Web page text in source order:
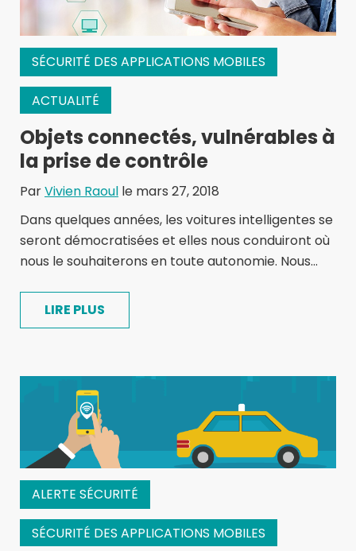
SÉCURITÉ DES APPLICATIONS MOBILES
ACTUALITÉ
Objets connectés, vulnérables à
la prise de contrôle
ParVivien Raoul le mars 27, 2018
Dans quelques années, les voitures intelligentes se
seront démocratisées et elles nous conduiront où
nous le souhaiterons en toute autonomie. Nous...
LIRE PLUS
ALERTE SÉCURITÉ
SÉCURITÉ DES APPLICATIONS MOBILES